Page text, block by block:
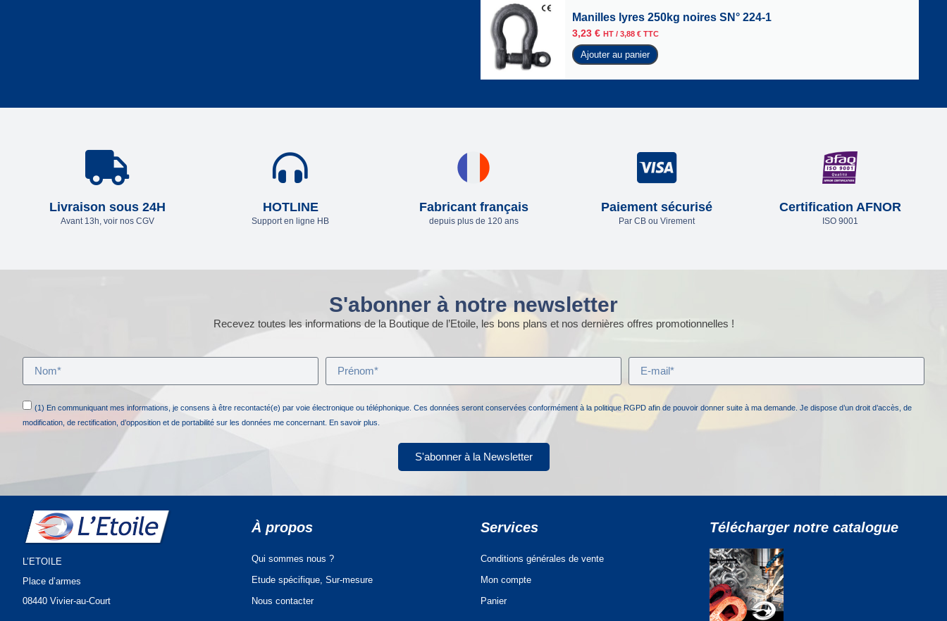
Manilles lyres 250kg noires SN° 224-1
3,23 € HT / 3,88 € TTC
Ajouter au panier
Livraison sous 24H
Avant 13h, voir nos CGV
HOTLINE
Support en ligne HB
Fabricant français
depuis plus de 120 ans
Paiement sécurisé
Par CB ou Virement
Certification AFNOR
ISO 9001
S'abonner à notre newsletter
Recevez toutes les informations de la Boutique de l’Etoile, les bons plans et nos dernières offres promotionnelles !
(1) En communiquant mes informations, je consens à être recontacté(e) par voie électronique ou téléphonique. Ces données seront conservées conformément à la politique RGPD afin de pouvoir donner suite à ma demande. Je dispose d’un droit d’accès, de
modification, de rectification, d’opposition et de portabilité sur les données me concernant. En savoir plus.
S'abonner à la Newsletter
L’ETOILE
Place d’armes
08440 Vivier-au-Court
À propos
Qui sommes nous ?
Etude spécifique, Sur-mesure
Nous contacter
Services
Conditions générales de vente
Mon compte
Panier
Télécharger notre catalogue